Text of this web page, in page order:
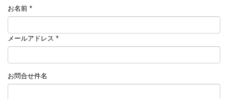
お名前 *
メールアドレス *
お問合せ件名